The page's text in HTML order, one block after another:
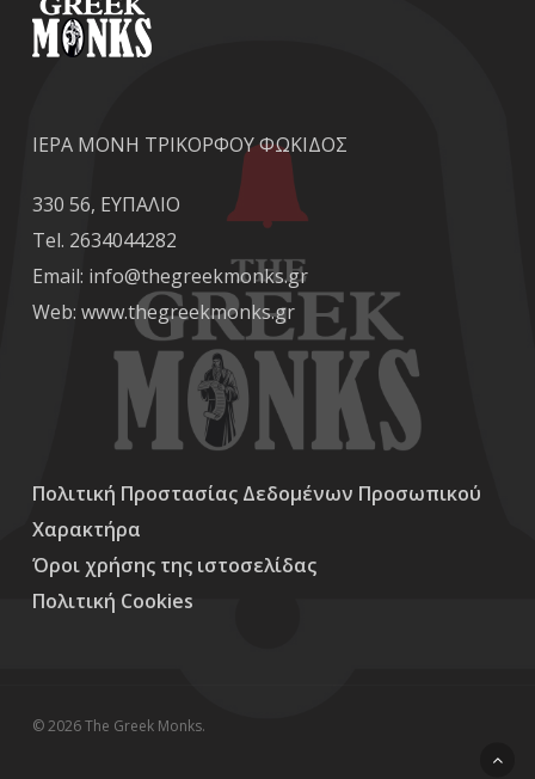
ΙΕΡΑ ΜΟΝΗ ΤΡΙΚΟΡΦΟΥ ΦΩΚΙΔΟΣ
330 56, ΕΥΠΑΛΙΟ
Tel. 2634044282
Email: info@thegreekmonks.gr
Web: www.thegreekmonks.gr
Πολιτική Προστασίας Δεδομένων Προσωπικού
Χαρακτήρα
Όροι χρήσης της ιστοσελίδας
Πολιτική Cookies
© 2026 The Greek Monks.